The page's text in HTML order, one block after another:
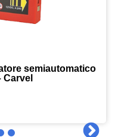
semiautomatico
Carvel